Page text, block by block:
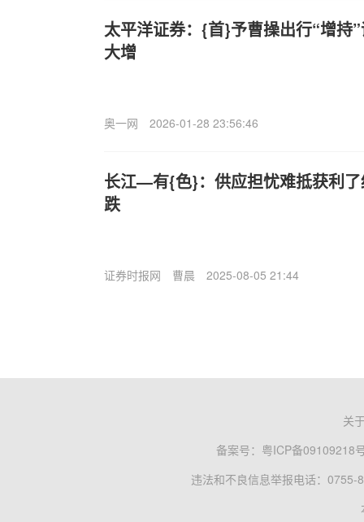
太平洋证券：{首}予曹操出行“增持
大增
奥一网 2026-01-28 23:56:46
长江—有{色}：供应担忧难抵获利
跌
证券时报网 曹晨 2025-08-05 21:44
关
备案号： 粤ICP备09109218
违法和不良信息举报电话：0755-